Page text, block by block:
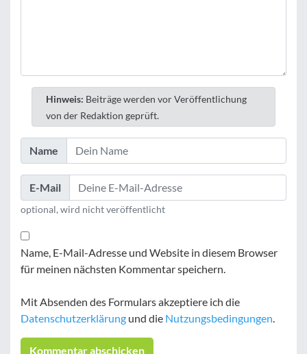
Hinweis: Beiträge werden vor Veröffentlichung
von der Redaktion geprüft.
Name
E-Mail
optional, wird nicht veröffentlicht
Name, E-Mail-Adresse und Website in diesem Browser
für meinen nächsten Kommentar speichern.
Mit Absenden des Formulars akzeptiere ich die
Datenschutzerklärung und die Nutzungsbedingungen